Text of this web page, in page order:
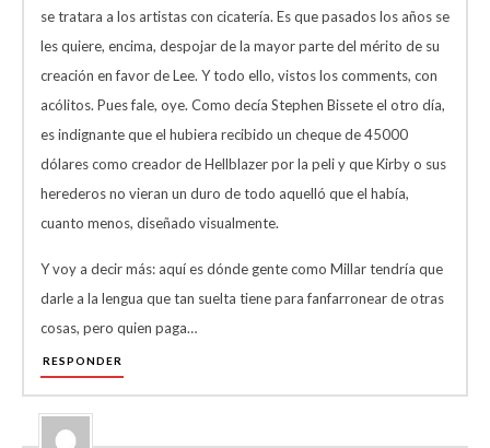
se tratara a los artistas con cicatería. Es que pasados los años se
les quiere, encima, despojar de la mayor parte del mérito de su
creación en favor de Lee. Y todo ello, vistos los comments, con
acólitos. Pues fale, oye. Como decía Stephen Bissete el otro día,
es indignante que el hubiera recibido un cheque de 45000
dólares como creador de Hellblazer por la peli y que Kirby o sus
herederos no vieran un duro de todo aquelló que el había,
cuanto menos, diseñado visualmente.
Y voy a decir más: aquí es dónde gente como Millar tendría que
darle a la lengua que tan suelta tiene para fanfarronear de otras
cosas, pero quien paga…
RESPONDER